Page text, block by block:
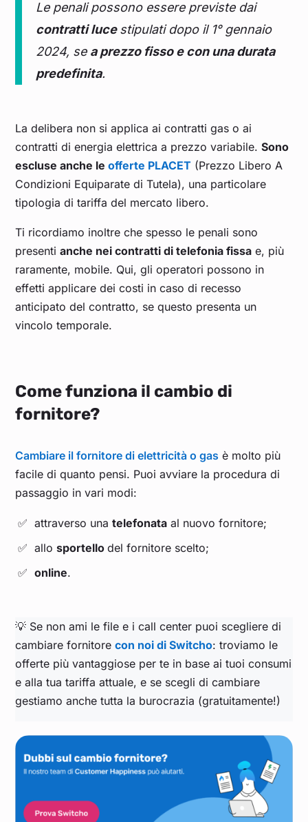
Le penali possono essere previste dai
contratti lucestipulati dopo il 1° gennaio
2024, se a prezzo fisso e con una durata
predefinita.
La delibera non si applica ai contratti gas o ai
contratti di energia elettrica a prezzo variabile.Sono
escluse anche leofferte PLACET (Prezzo Libero A
Condizioni Equiparate di Tutela), una particolare
tipologia di tariffa del mercato libero.
Ti ricordiamo inoltre che spesso le penali sono
presentianche nei contratti di telefonia fissa e, più
raramente, mobile. Qui, gli operatori possono in
effetti applicare dei costi in caso di recesso
anticipato del contratto, se questo presenta un
vincolo temporale.
Come funziona il cambio di
fornitore?
Cambiare il fornitore di elettricità o gas è molto più
facile di quanto pensi. Puoi avviare la procedura di
passaggio in vari modi:
attraverso una telefonata al nuovo fornitore;
allo sportello del fornitore scelto;
online.
💡 Se non ami le file e i call center puoi scegliere di
cambiare fornitorecon noi di Switcho: troviamo le
offerte più vantaggiose per te in base ai tuoi consumi
e alla tua tariffa attuale, e se scegli di cambiare
gestiamo anche tutta la burocrazia (gratuitamente!)